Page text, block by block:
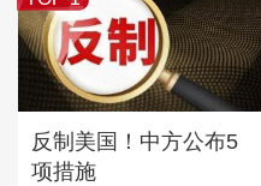
反制美国！中方公布5
项措施